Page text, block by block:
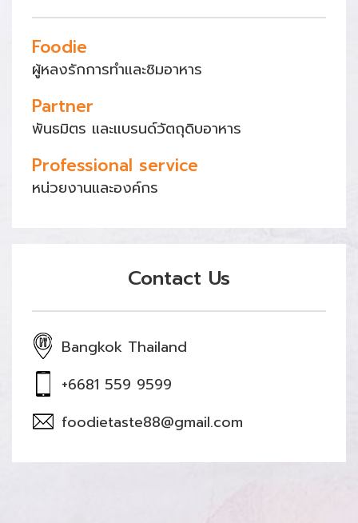
Foodie
ผู้หลงรักการทำและชิมอาหาร
Partner
พันธมิตร และแบรนด์วัตถุดิบอาหาร
Professional service
หน่วยงานและองค์กร
Contact Us
Bangkok Thailand
+6681 559 9599
foodietaste88@gmail.com